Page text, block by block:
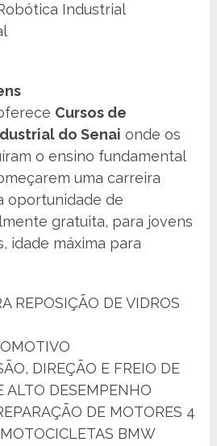
Industrial
Cursos de
do Senai onde os
o ensino fundamental
uma carreira
oportunidade de
gratuita, para jovens
idade máxima para
REPOSIÇÃO DE VIDROS
DIREÇÃO E FREIO DE
ALTO DESEMPENHO
DE MOTORES 4
BMW